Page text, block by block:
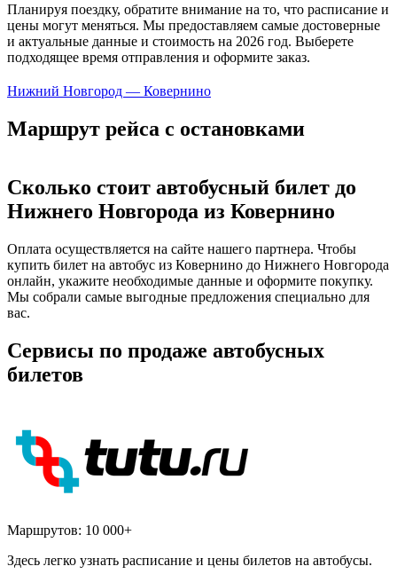
Планируя поездку, обратите внимание на то, что расписание и
цены могут меняться. Мы предоставляем самые достоверные
и актуальные данные и стоимость на 2026 год. Выберете
подходящее время отправления и оформите заказ.
Нижний Новгород — Ковернино
Маршрут рейса с остановками
Сколько стоит автобусный билет до
Нижнего Новгорода из Ковернино
Оплата осуществляется на сайте нашего партнера. Чтобы
купить билет на автобус из Ковернино до Нижнего Новгорода
онлайн, укажите необходимые данные и оформите покупку.
Мы собрали самые выгодные предложения специально для
вас.
Сервисы по продаже автобусных
билетов
Маршрутов: 10 000+
Здесь легко узнать расписание и цены билетов на автобусы.